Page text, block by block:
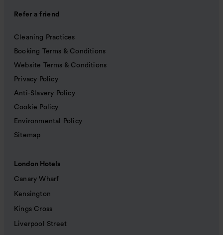
Refer a friend
Cleaning Practices
Booking Terms & Conditions
Website Terms & Conditions
Privacy Policy
Anti-Slavery Policy
Cookie Policy
Environmental Policy
Sitemap
London Hotels
Canary Wharf
Kensington
Kings Cross
Liverpool Street